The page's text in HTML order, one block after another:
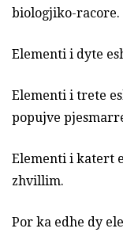
biologjiko-racore.
Elementi i dyte
Elementi i trete
popujve
Elementi i katert
zhvillim.
Por ka edhe dy